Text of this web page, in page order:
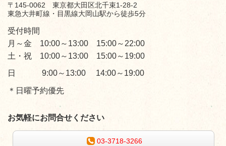
〒145-0062 東京都大田区北千束1-28-2
東急大井町線・目黒線大岡山駅から徒歩5分
受付時間
月～金 10:00～13:00 15:00～22:00
土・祝 10:00～13:00 15:00～19:00
日 9:00～13:00 14:00～19:00
＊日曜予約優先
お気軽にお問合せください
03-3718-3266